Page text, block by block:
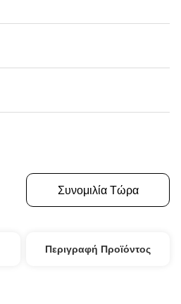
Συνομιλία Τώρα
Περιγραφή Προϊόντος